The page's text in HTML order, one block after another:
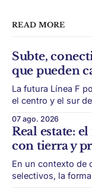
READ MORE
Subte,
que pueden
La futura Línea F
el centro y el sur
transporte puede
ciudad. La futura Línea F del subte busca mejorar la
conexión
07 ago. 2026
Real estate:
con tierra y
En un contexto de
selectivos, la